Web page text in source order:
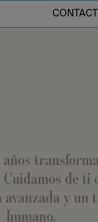
años
de ti
avanzada y un
humano.